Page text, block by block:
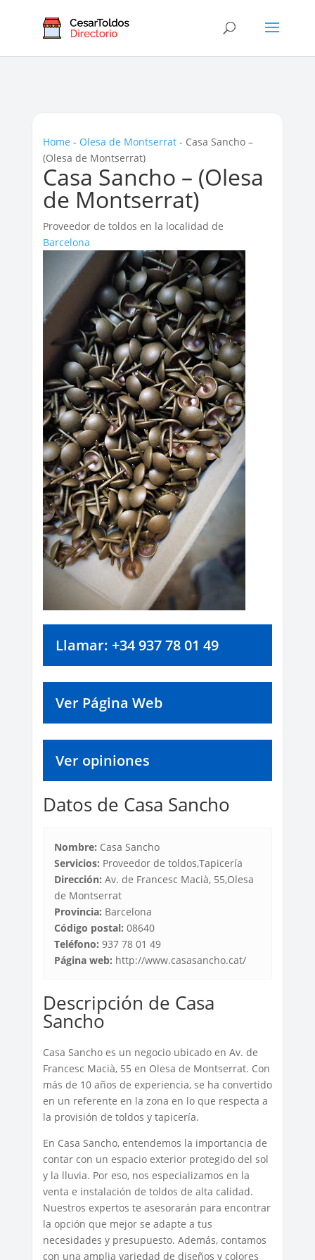
Home - Olesa de Montserrat- Casa Sancho –
(Olesa de Montserrat)
Casa Sancho – (Olesa
de Montserrat)
Proveedor de toldos en la localidad de
Barcelona
Llamar: +34 937 78 01 49
Ver Página Web
Ver opiniones
Datos de Casa Sancho
Nombre: Casa Sancho
Servicios: Proveedor de toldos,Tapicería
Dirección: Av. de Francesc Macià, 55,Olesa
de Montserrat
Provincia: Barcelona
Código postal: 08640
Teléfono: 937 78 01 49
Página web: http://www.casasancho.cat/
Descripción de Casa
Sancho
Casa Sancho es un negocio ubicado en Av. de
Francesc Macià, 55 en Olesa de Montserrat. Con
más de 10 años de experiencia, se ha convertido
en un referente en la zona en lo que respecta a
la provisión de toldos y tapicería.
En Casa Sancho, entendemos la importancia de
contar con un espacio exterior protegido del sol
y la lluvia. Por eso, nos especializamos en la
venta e instalación de toldos de alta calidad.
Nuestros expertos te asesorarán para encontrar
la opción que mejor se adapte a tus
necesidades y presupuesto. Además, contamos
con una amplia variedad de diseños y colores